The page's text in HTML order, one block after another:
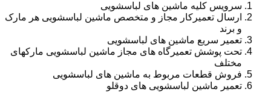
سرویس کلیه ماشین های لباسشویی
ارسال تعمیرکار مجاز و متخصص ماشین لباسشویی هر مارک
و برند
تعمیر سریع ماشین های لباسشویی
تحت پوشش تعمیرگاه های مجاز ماشین لباسشویی مارکهای
مختلف
فروش قطعات مربوط به ماشین های لباسشویی
تعمیر ماشین لباسشویی های دوقلو